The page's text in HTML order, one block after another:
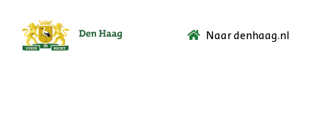
Ga
Naar denhaag.nl